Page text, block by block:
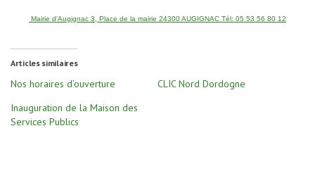
Mairie d'Augignac 3, Place de la mairie 24300 AUGIGNAC Tél: 05 53 56 80 12
Articles similaires
Nos horaires d’ouverture
CLIC Nord Dordogne
Inauguration de la Maison des
Services Publics